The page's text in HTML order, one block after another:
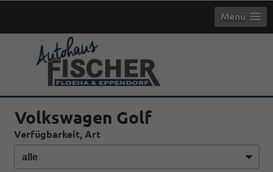
Menü
Volkswagen Golf
Verfügbarkeit, Art